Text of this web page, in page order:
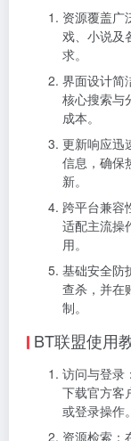
资源覆盖广
戏、小说及
求。
界面设计简
核心搜索与
成本。
更新响应迅
信息，确保
新。
跨平台兼容
适配主流操
用。
基础安全防
查杀，并在
制。
BT联盟使用
访问与登录
下载官方客
或登录操作。
资源检索：